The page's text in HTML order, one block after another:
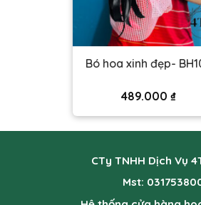
Bó hoa xinh đẹp-
489.000 ₫
CTy TNHH Dịch Vụ
Mst: